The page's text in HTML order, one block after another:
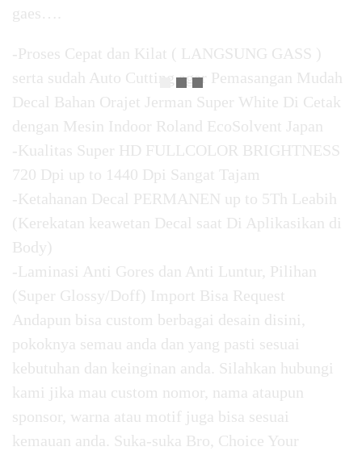
gaes….
-Proses Cepat dan Kilat ( LANGSUNG GASS )
serta sudah Auto Cutting agar Pemasangan Mudah
Decal Bahan Orajet Jerman Super White Di Cetak
dengan Mesin Indoor Roland EcoSolvent Japan
-Kualitas Super HD FULLCOLOR BRIGHTNESS
720 Dpi up to 1440 Dpi Sangat Tajam
-Ketahanan Decal PERMANEN up to 5Th Leabih
(Kerekatan keawetan Decal saat Di Aplikasikan di
Body)
-Laminasi Anti Gores dan Anti Luntur, Pilihan
(Super Glossy/Doff) Import Bisa Request
Andapun bisa custom berbagai desain disini,
pokoknya semau anda dan yang pasti sesuai
kebutuhan dan keinginan anda. Silahkan hubungi
kami jika mau custom nomor, nama ataupun
sponsor, warna atau motif juga bisa sesuai
kemauan anda. Suka-suka Bro, Choice Your